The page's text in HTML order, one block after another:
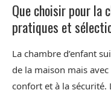
Que choisir pour la
pratiques et
La chambre d’enfant
de la maison mais
confort et à la